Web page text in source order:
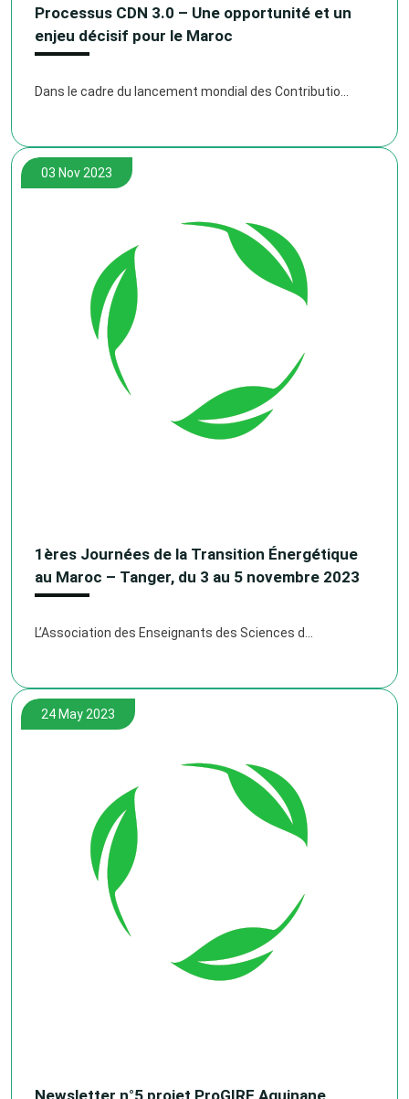
Processus CDN 3.0 – Une opportunité et un
enjeu décisif pour le Maroc
Dans le cadre du lancement mondial des Contributio...
03 Nov 2023
1ères Journées de la Transition Énergétique
au Maroc – Tanger, du 3 au 5 novembre 2023
L’Association des Enseignants des Sciences d...
24 May 2023
Newsletter n°5 projet ProGIRE Aguinane